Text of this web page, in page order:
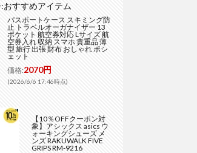
おすすめアイテム
パスポートケース スキミング防
止 トラベルオーガナイザー 13
ポケット 航空券対応 Lサイズ 航
空券入れ 収納 スマホ 貴重品 薄
型 旅行 出張 財布 おしゃれ ポシ
ェット
価格:2070円
(2026/6/6 17:46時点)
【10％OFFクーポン対
象】アシックス asics ウ
ォーキングシューズ メ
ンズ RAKUWALK FIVE
GRIPS RM-9216